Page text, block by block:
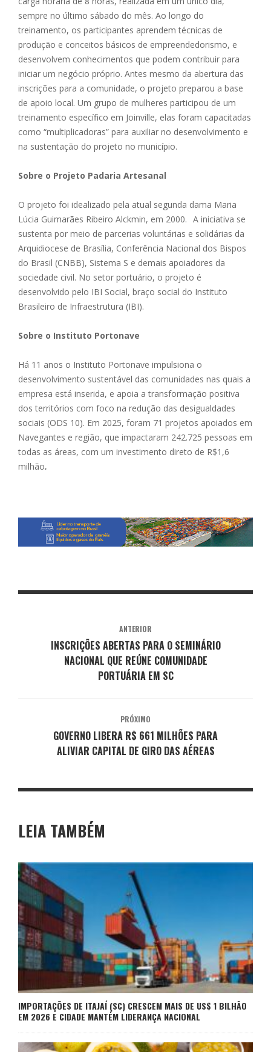
sempre no último sábado do mês. Ao longo do
treinamento, os participantes aprendem técnicas de
produção e conceitos básicos de empreendedorismo, e
desenvolvem conhecimentos que podem contribuir para
iniciar um negócio próprio. Antes mesmo da abertura das
inscrições para a comunidade, o projeto preparou a base
de apoio local. Um grupo de mulheres participou de um
treinamento específico em Joinville, elas foram capacitadas
como “multiplicadoras” para auxiliar no desenvolvimento e
na sustentação do projeto no município.
Sobre o Projeto Padaria Artesanal
O projeto foi idealizado pela atual segunda dama Maria
Lúcia Guimarães Ribeiro Alckmin, em 2000. A iniciativa se
sustenta por meio de parcerias voluntárias e solidárias da
Arquidiocese de Brasília, Conferência Nacional dos Bispos
do Brasil (CNBB), Sistema S e demais apoiadores da
sociedade civil. No setor portuário, o projeto é
desenvolvido pelo IBI Social, braço social do Instituto
Brasileiro de Infraestrutura (IBI).
Sobre o Instituto Portonave
Há 11 anos o Instituto Portonave impulsiona o
desenvolvimento sustentável das comunidades nas quais a
empresa está inserida, e apoia a transformação positiva
dos territórios com foco na redução das desigualdades
sociais (ODS 10). Em 2025, foram 71 projetos apoiados em
Navegantes e região, que impactaram 242.725 pessoas em
todas as áreas, com um investimento direto de R$1,6
milhão.
ANTERIOR
INSCRIÇÕES ABERTAS PARA O SEMINÁRIO
NACIONAL QUE REÚNE COMUNIDADE
PORTUÁRIA EM SC
PRÓXIMO
GOVERNO LIBERA R$ 661 MILHÕES PARA
ALIVIAR CAPITAL DE GIRO DAS AÉREAS
LEIA TAMBÉM
IMPORTAÇÕES DE ITAJAÍ (SC) CRESCEM MAIS DE US$ 1 BILHÃO
EM 2026 E CIDADE MANTÉM LIDERANÇA NACIONAL